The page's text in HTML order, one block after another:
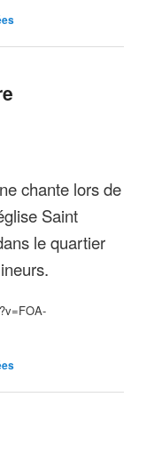
chante lors de
Saint
le quartier